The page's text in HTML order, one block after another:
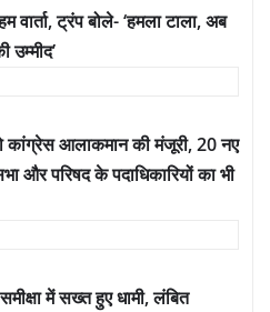
वार्ता, ट्रंप बोले- ‘हमला टाला, अब
उम्मीद’
कांग्रेस आलाकमान की मंजूरी, 20 नए
और परिषद के पदाधिकारियों का भी
में सख्त हुए धामी, लंबित